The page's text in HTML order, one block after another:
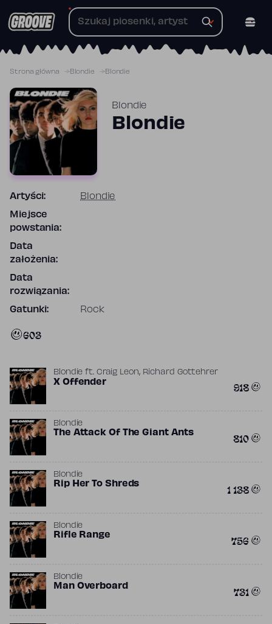
do
Strona główna Blondie Blondie
Blondie
Blondie
Artyści: Blondie
Miejsce
powstania:
Data
założenia:
Data
rozwiązania:
Gatunki: Rock
603
Blondie ft. Craig Leon, Richard Gottehrer
X Offender 918
Blondie
The Attack Of The Giant Ants 810
Blondie
Rip Her To Shreds 1 138
Blondie
Rifle Range 756
Blondie
Man Overboard 731